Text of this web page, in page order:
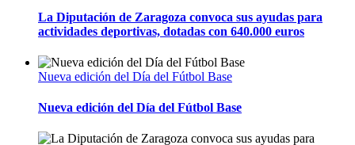
La Diputación de Zaragoza convoca sus ayudas para
actividades deportivas, dotadas con 640.000 euros
Nueva edición del Día del Fútbol Base
Nueva edición del Día del Fútbol Base